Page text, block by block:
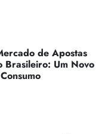
de Apostas
Brasileiro: Um Novo